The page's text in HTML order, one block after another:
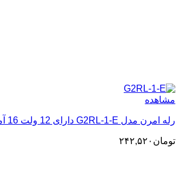
مشاهده
رله امرن مدل G2RL-1-E دارای 12 ولت 16 آمپر 8 پین
تومان ۲۴۲,۵۲۰